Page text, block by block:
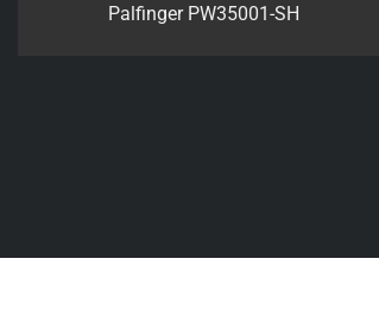
Palfinger ART 60-22 ET